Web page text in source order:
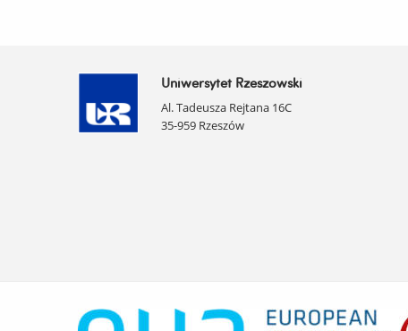
Uniwersytet Rzeszowski
Al. Tadeusza Rejtana 16C
35-959 Rzeszów